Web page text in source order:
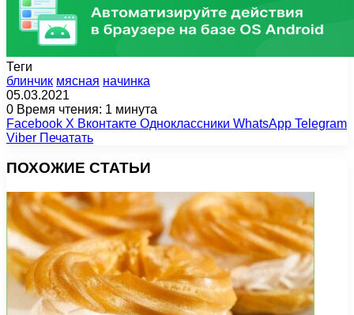
Теги
блинчик мясная начинка
05.03.2021
0 Время чтения: 1 минута
Facebook X Вконтакте Одноклассники WhatsApp Telegram
Viber Печатать
ПОХОЖИЕ СТАТЬИ